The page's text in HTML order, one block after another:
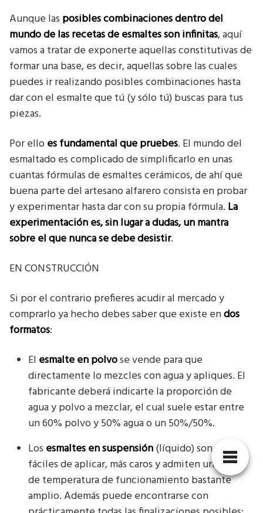
Aunque las posibles combinaciones dentro del
mundo de las recetas de esmaltes son infinitas, aquí
vamos a tratar de exponerte aquellas constitutivas de
formar una base, es decir, aquellas sobre las cuales
puedes ir realizando posibles combinaciones hasta
dar con el esmalte que tú (y sólo tú) buscas para tus
piezas.
Por elloes fundamental que pruebes. El mundo del
esmaltado es complicado de simplificarlo en unas
cuantas fórmulas de esmaltes cerámicos, de ahí que
buena parte del artesano alfarero consista en probar
y experimentar hasta dar con su propia fórmula. La
experimentación es, sin lugar a dudas, un mantra
sobre el que nunca se debe desistir.
EN CONSTRUCCIÓN
Si por el contrario prefieres acudir al mercado y
comprarlo ya hecho debes saber que existe endos
formatos:
El esmalte en polvose vende para que
directamente lo mezcles con agua y apliques. El
fabricante deberá indicarte la proporción de
agua y polvo a mezclar, el cual suele estar entre
un 60% polvo y 50% agua o un 50%/50%.
Los esmaltes en suspensión(líquido) son más
fáciles de aplicar, más caros y admiten un rango
de temperatura de funcionamiento bastante
amplio. Además puede encontrarse con